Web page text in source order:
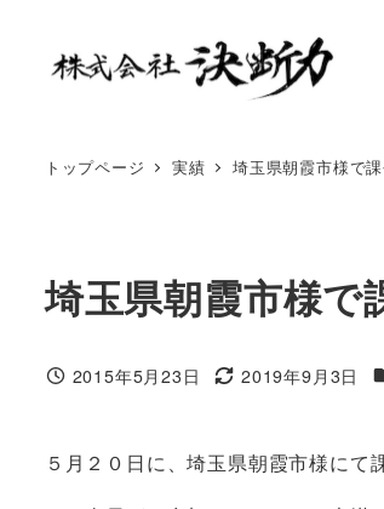
トップページ 実績 埼玉県朝霞市様で
埼玉県朝霞市様で
2015年5月23日 2019年9月3日
５月２０日に、埼玉県朝霞市様にて